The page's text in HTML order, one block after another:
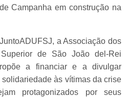
Campanha em construção na
a Associação dos
de São João del-Rei
a financiar e a divulgar
às vítimas da crise
protagonizados por seus